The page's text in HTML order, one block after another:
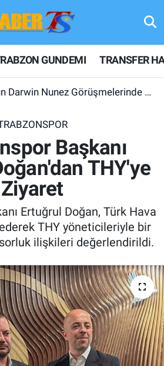
GUNDEMI TRANSFER
Nunez Görüşmelerinde Sıcak Gelişme
Başkanı
THY'ye
Ziyaret
Ertuğrul Doğan, Türk Hava
THY yöneticileriyle bir
ilişkileri değerlendirildi.